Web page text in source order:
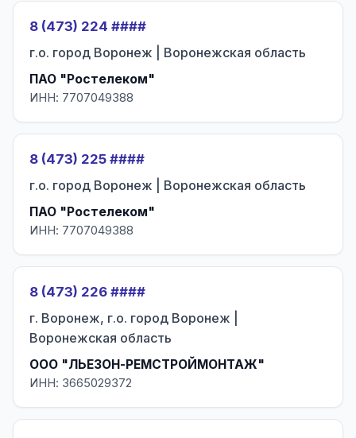
8 (473) 224 ####
г.о. город Воронеж | Воронежская область
ПАО "Ростелеком"
ИНН: 7707049388
8 (473) 225 ####
г.о. город Воронеж | Воронежская область
ПАО "Ростелеком"
ИНН: 7707049388
8 (473) 226 ####
г. Воронеж, г.о. город Воронеж |
Воронежская область
ООО "ЛЬЕЗОН-РЕМСТРОЙМОНТАЖ"
ИНН: 3665029372